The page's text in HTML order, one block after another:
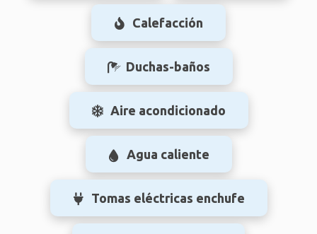
Calefacción
Duchas-baños
Aire acondicionado
Agua caliente
Tomas eléctricas enchufe